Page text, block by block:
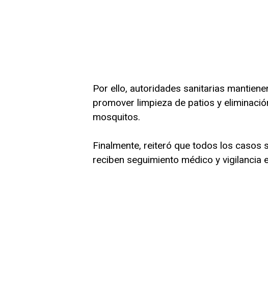
Por ello, autoridades sanitarias
promover limpieza de patios y
mosquitos.
Finalmente, reiteró que todos los
reciben seguimiento médico y vigilancia